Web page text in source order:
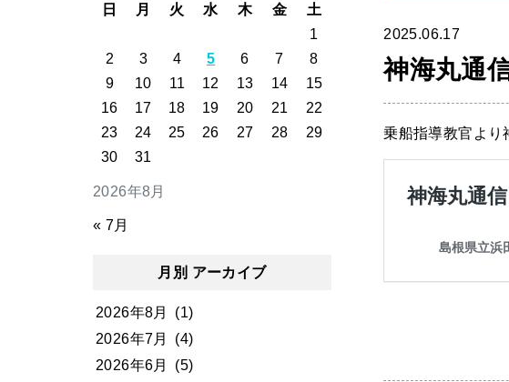
2026年8月
日 月 火 水 木 金
土
1
2
3 4 5 6 7
8
9
10 11 12 13 14
15
16
17 18 19 20 21
22
23
24 25 26 27 28
29
30
31
« 7月
月別 アーカイブ
2026年8月
(1)
2026年7月
(4)
2026年6月
(5)
2025.06.17
神海丸通
乗船指導教官より